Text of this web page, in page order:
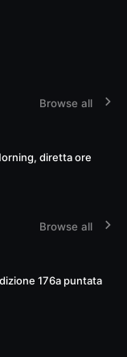
Browse all
01:41:48
diretta ore
Browse all
01:56:52
176a puntata